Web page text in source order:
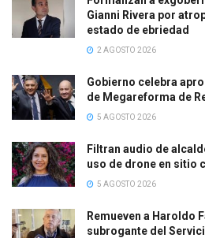
Gianni Rivera por
estado de ebriedad
2 AGOSTO 2026
Gobierno celebra
de Megareforma de
5 AGOSTO 2026
Filtran audio de
uso de drone en sitio
5 AGOSTO 2026
Remueven a Haroldo
subrogante del